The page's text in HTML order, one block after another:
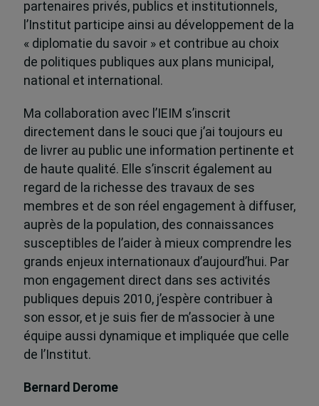
partenaires privés, publics et institutionnels,
l’Institut participe ainsi au développement de la
« diplomatie du savoir » et contribue au choix
de politiques publiques aux plans municipal,
national et international.
Ma collaboration avec l’IEIM s’inscrit
directement dans le souci que j’ai toujours eu
de livrer au public une information pertinente et
de haute qualité. Elle s’inscrit également au
regard de la richesse des travaux de ses
membres et de son réel engagement à diffuser,
auprès de la population, des connaissances
susceptibles de l’aider à mieux comprendre les
grands enjeux internationaux d’aujourd’hui. Par
mon engagement direct dans ses activités
publiques depuis 2010, j’espère contribuer à
son essor, et je suis fier de m’associer à une
équipe aussi dynamique et impliquée que celle
de l’Institut.
Bernard Derome